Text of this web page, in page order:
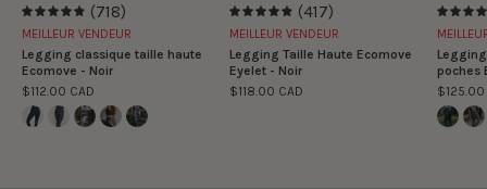
4.9
(718)
MEILLEUR VENDEUR
Legging classique taille haute
Ecomove - Noir
$112.00 CAD
4.9
(417)
MEILLEUR VENDEUR
Legging Taille Haute Ecomove
Eyelet - Noir
$118.00 CAD
poches
$125.00